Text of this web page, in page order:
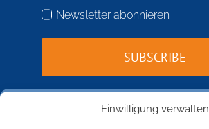
Einwilligung verwalten
Newsletter abonnieren
SUBSCRIBE